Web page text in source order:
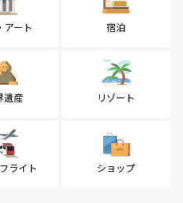
アート 宿泊
遺産 リゾート
ライト ショップ